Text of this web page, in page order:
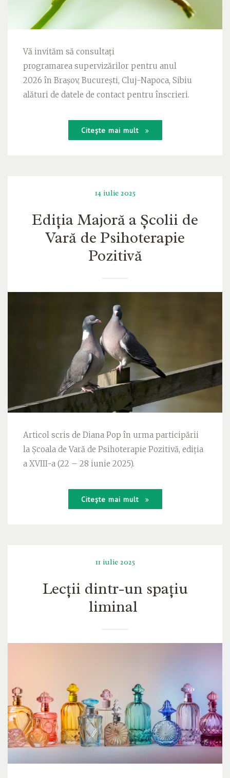
Vă invităm să consultați
programarea supervizărilor pentru anul
2026 în Brașov, București, Cluj-Napoca, Sibiu
alături de datele de contact pentru înscrieri.
Citește mai mult
14 iulie 2025
Ediția Majoră a Școlii de
Vară de Psihoterapie
Pozitivă
Articol scris de Diana Pop în urma participării
la Școala de Vară de Psihoterapie Pozitivă, ediția
a XVIII-a (22 – 28 iunie 2025).
Citește mai mult
11 iulie 2025
Lecții dintr-un spațiu
liminal